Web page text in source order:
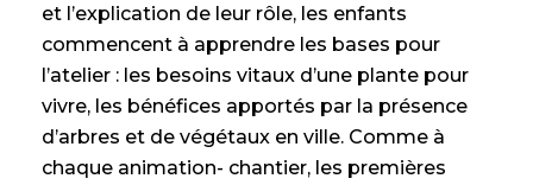
et l’explication de leur rôle, les enfants
commencent à apprendre les bases pour
l’atelier : les besoins vitaux d’une plante pour
vivre, les bénéfices apportés par la présence
d’arbres et de végétaux en ville. Comme à
chaque animation- chantier, les premières